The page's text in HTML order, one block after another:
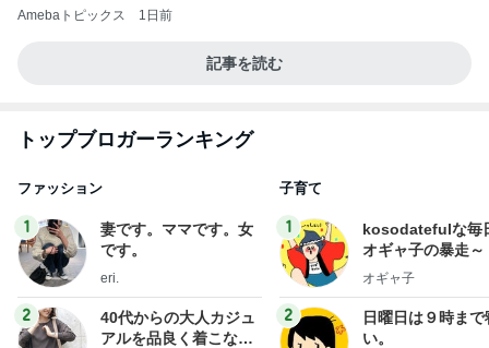
Amebaトピックス 1日前
記事を読む
トップブロガーランキング
ファッション
1
妻です。ママです。女
です。
eri.
2
40代からの大人カジュ
アルを品良く着こなす
子育て
1
kosodatefulな毎
オギャ子の暴走～
オギャ子
2
日曜日は９時まで
い。